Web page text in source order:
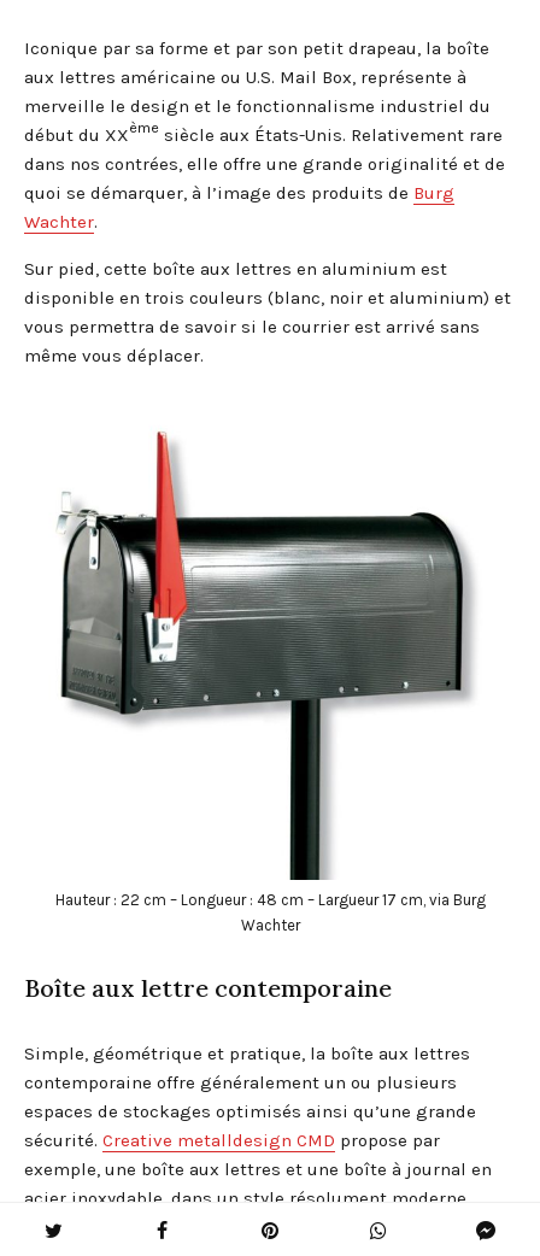
Iconique par sa forme et par son petit drapeau, la boîte
aux lettres américaine ou U.S. Mail Box, représente à
merveille le design et le fonctionnalisme industriel du
début du XXème siècle aux États-Unis. Relativement rare
dans nos contrées, elle offre une grande originalité et de
quoi se démarquer, à l’image des produits de Burg
Wachter.
Sur pied, cette boîte aux lettres en aluminium est
disponible en trois couleurs (blanc, noir et aluminium) et
vous permettra de savoir si le courrier est arrivé sans
même vous déplacer.
Hauteur : 22 cm – Longueur : 48 cm – Largueur 17 cm, via Burg
Wachter
Boîte aux lettre contemporaine
Simple, géométrique et pratique, la boîte aux lettres
contemporaine offre généralement un ou plusieurs
espaces de stockages optimisés ainsi qu’une grande
sécurité. Creative metalldesign CMD propose par
exemple, une boîte aux lettres et une boîte à journal en
acier inoxydable, dans un style résolument moderne.